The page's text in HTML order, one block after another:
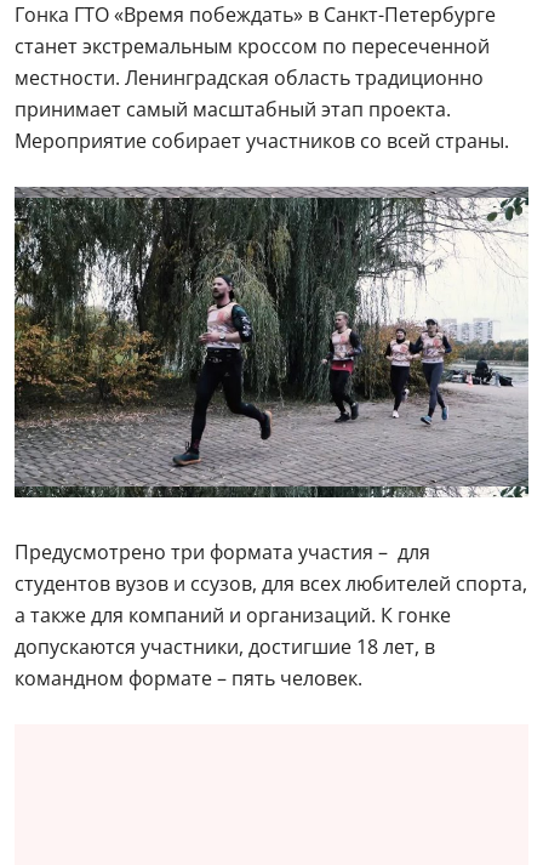
Гонка ГТО «Время побеждать» в Санкт-Петербурге
станет экстремальным кроссом по пересеченной
местности. Ленинградская область традиционно
принимает самый масштабный этап проекта.
Мероприятие собирает участников со всей страны.
Предусмотрено три формата участия – для
студентов вузов и ссузов, для всех любителей спорта,
а также для компаний и организаций. К гонке
допускаются участники, достигшие 18 лет, в
командном формате – пять человек.